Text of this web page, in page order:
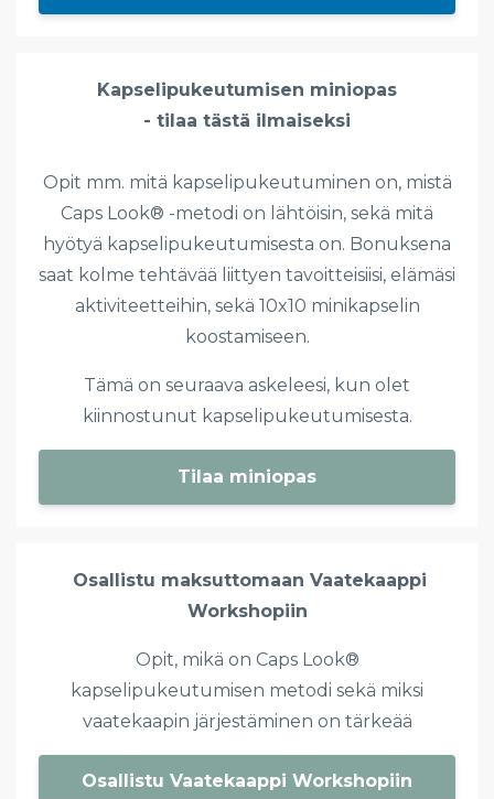
Kapselipukeutumisen miniopas
- tilaa tästä ilmaiseksi
Opit mm. mitä kapselipukeutuminen on, mistä
Caps Look® -metodi on lähtöisin, sekä mitä
hyötyä kapselipukeutumisesta on. Bonuksena
saat kolme tehtävää liittyen tavoitteisiisi, elämäsi
aktiviteetteihin, sekä 10x10 minikapselin
koostamiseen.
Tämä on seuraava askeleesi, kun olet
kiinnostunut kapselipukeutumisesta.
Tilaa miniopas
Osallistu maksuttomaan Vaatekaappi
Workshopiin
Opit, mikä on Caps Look®
kapselipukeutumisen metodi sekä miksi
vaatekaapin järjestäminen on tärkeää
Osallistu Vaatekaappi Workshopiin